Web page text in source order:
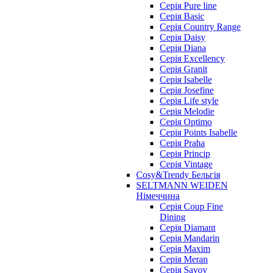
Cерія Pure line
Серія Basic
Серія Country Range
Серія Daisy
Серія Diana
Серія Excellency
Серія Granit
Серія Isabelle
Серія Josefine
Серія Life style
Серія Melodie
Серія Optimo
Серія Points Isabelle
Серія Praha
Серія Princip
Серія Vintage
Cosy&Trendy Бельгія
SELTMANN WEIDEN
Німеччина
Cерія Coup Fine
Dining
Cерія Diamant
Cерія Mandarin
Cерія Maxim
Серія Meran
Серія Savoy